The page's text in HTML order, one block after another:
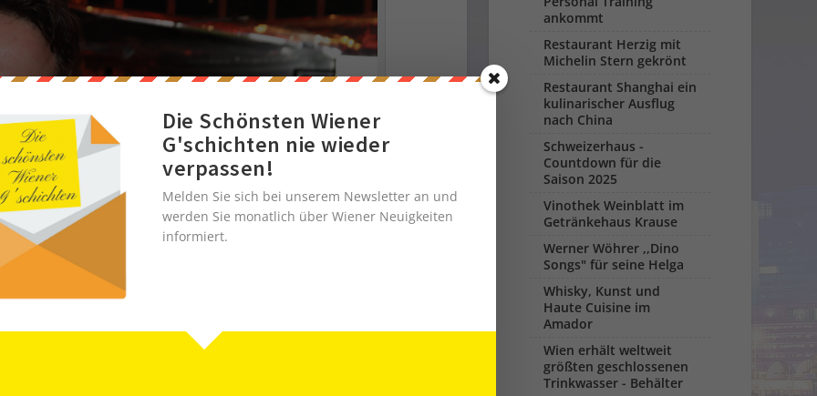
ankommt
Restaurant Herzig mit
Michelin Stern gekrönt
Restaurant Shanghai ein
kulinarischer Ausflug
nach China
Schweizerhaus -
Countdown für die
Saison 2025
Vinothek Weinblatt im
Getränkehaus Krause
Werner Wöhrer ,,Dino
Songs" für seine Helga
Whisky, Kunst und
Haute Cuisine im
Amador
Wien erhält weltweit
größten geschlossenen
Trinkwasser - Behälter
Die Schönsten Wiener
G'schichten nie wieder
verpassen!
Melden Sie sich bei unserem Newsletter an und
werden Sie monatlich über Wiener Neuigkeiten
informiert.